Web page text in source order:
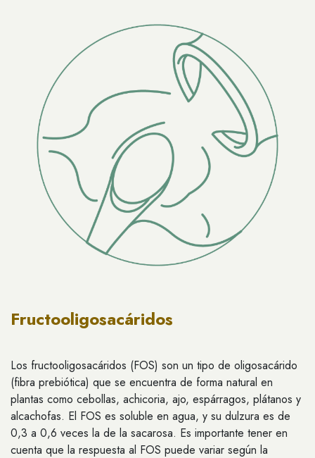
Fructooligosacáridos
Los fructooligosacáridos (FOS) son un tipo de oligosacárido
(fibra prebiótica) que se encuentra de forma natural en
plantas como cebollas, achicoria, ajo, espárragos, plátanos y
alcachofas. El FOS es soluble en agua, y su dulzura es de
0,3 a 0,6 veces la de la sacarosa. Es importante tener en
cuenta que la respuesta al FOS puede variar según la